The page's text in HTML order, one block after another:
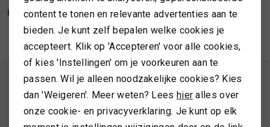
VESTEN
84,50 169,00 85,00 169,99
ALTIJD ALS EERSTE OP DE HOOGTE ZIJN?
Schrijf je in en ontvang 10% korting op je 1e bestelling
content te tonen en relevante advertenties aan te
bieden. Je kunt zelf bepalen welke cookies je
accepteert. Klik op 'Accepteren' voor alle cookies,
of kies 'Instellingen' om je voorkeuren aan te
passen. Wil je alleen noodzakelijke cookies? Kies
dan 'Weigeren'. Meer weten? Lees hier alles over
onze cookie- en privacyverklaring. Je kunt op elk